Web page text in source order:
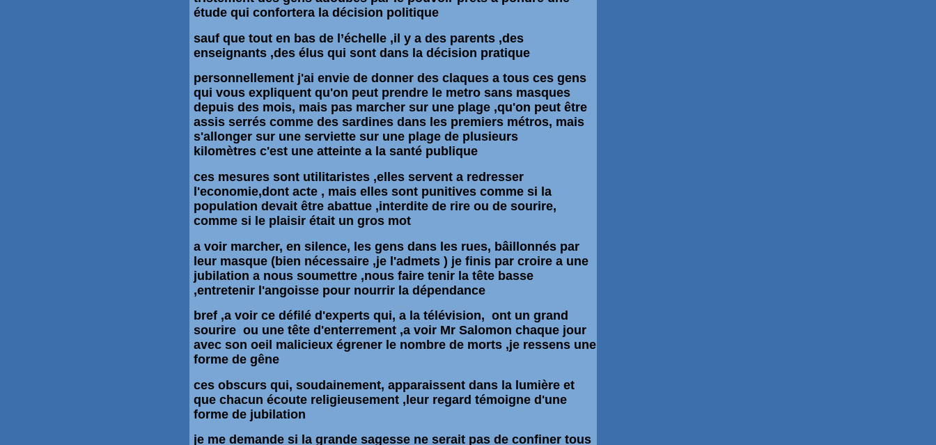
étude qui confortera la décision politique
sauf que tout en bas de l’échelle ,il y a des parents ,des
enseignants ,des élus qui sont dans la décision pratique
personnellement j'ai envie de donner des claques a tous ces gens
qui vous expliquent qu'on peut prendre le metro sans masques
depuis des mois, mais pas marcher sur une plage ,qu'on peut être
assis serrés comme des sardines dans les premiers métros, mais
s'allonger sur une serviette sur une plage de plusieurs
kilomètres c'est une atteinte a la santé publique
ces mesures sont utilitaristes ,elles servent a redresser
l'economie,dont acte , mais elles sont punitives comme si la
population devait être abattue ,interdite de rire ou de sourire,
comme si le plaisir était un gros mot
a voir marcher, en silence, les gens dans les rues, bâillonnés par
leur masque (bien nécessaire ,je l'admets ) je finis par croire a une
jubilation a nous soumettre ,nous faire tenir la tête basse
,entretenir l'angoisse pour nourrir la dépendance
bref ,a voir ce défilé d'experts qui, a la télévision, ont un grand
sourire ou une tête d'enterrement ,a voir Mr Salomon chaque jour
avec son oeil malicieux égrener le nombre de morts ,je ressens une
forme de gêne
ces obscurs qui, soudainement, apparaissent dans la lumière et
que chacun écoute religieusement ,leur regard témoigne d'une
forme de jubilation
je me demande si la grande sagesse ne serait pas de confiner tous